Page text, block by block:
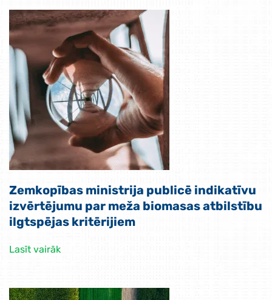
Zemkopības ministrija publicē indikatīvu
izvērtējumu par meža biomasas atbilstību
ilgtspējas kritērijiem
Lasīt vairāk